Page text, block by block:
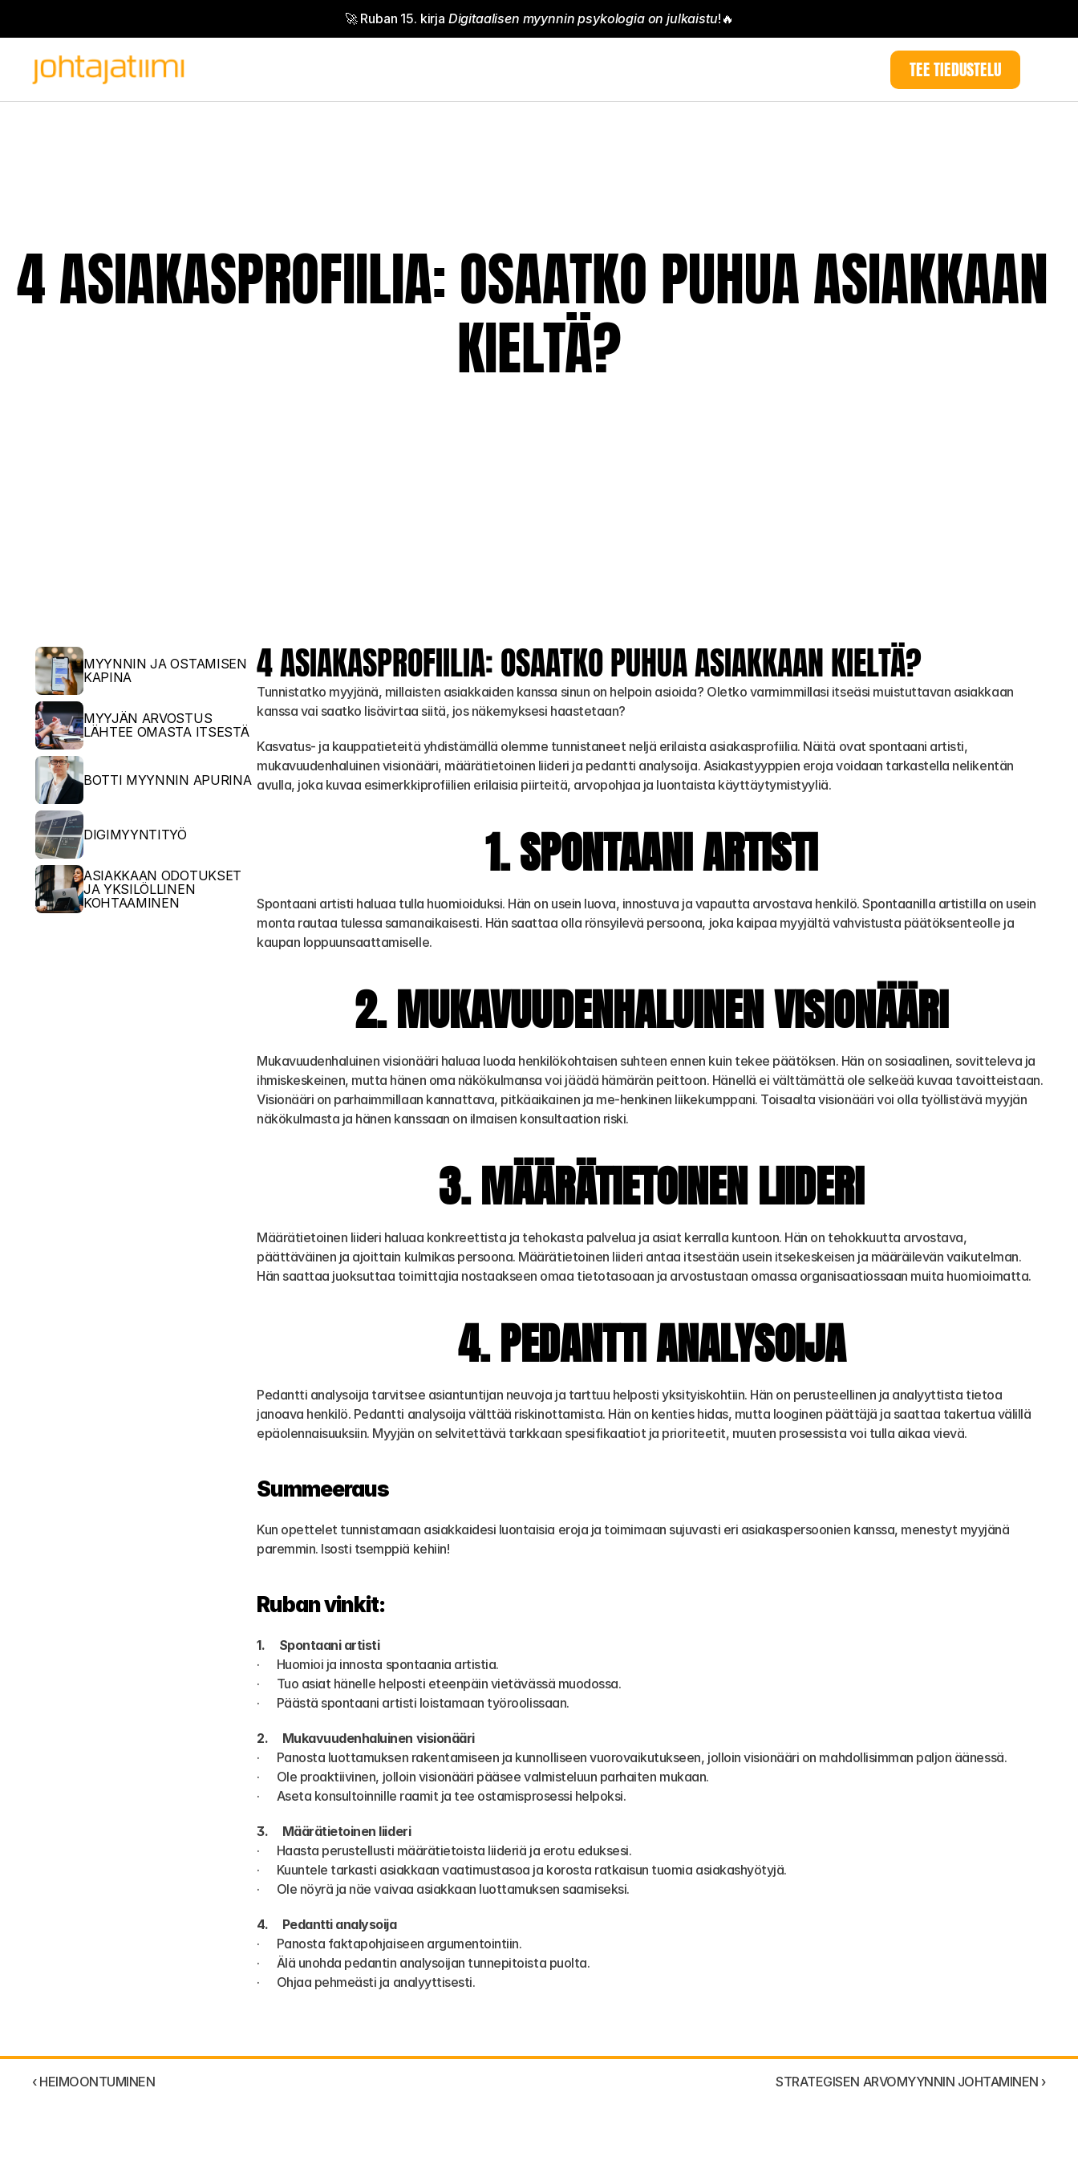
🚀 Ruban 15. kirja Digitaalisen myynnin psykologia on julkaistu!🔥
TEE TIEDUSTELU
4 ASIAKASPROFIILIA: OSAATKO PUHUA ASIAKKAAN
KIELTÄ?
MYYNNIN JA OSTAMISEN
KAPINA
MYYJÄN ARVOSTUS
LÄHTEE OMASTA ITSESTÄ
BOTTI MYYNNIN APURINA
DIGIMYYNTITYÖ
ASIAKKAAN ODOTUKSET
JA YKSILÖLLINEN
KOHTAAMINEN
4 ASIAKASPROFIILIA: OSAATKO PUHUA ASIAKKAAN KIELTÄ?
Tunnistatko myyjänä, millaisten asiakkaiden kanssa sinun on helpoin asioida? Oletko varmimmillasi itseäsi muistuttavan asiakkaan
kanssa vai saatko lisävirtaa siitä, jos näkemyksesi haastetaan?
Kasvatus- ja kauppatieteitä yhdistämällä olemme tunnistaneet neljä erilaista asiakasprofiilia. Näitä ovat spontaani artisti,
mukavuudenhaluinen visionääri, määrätietoinen liideri ja pedantti analysoija. Asiakastyyppien eroja voidaan tarkastella nelikentän
avulla, joka kuvaa esimerkkiprofiilien erilaisia piirteitä, arvopohjaa ja luontaista käyttäytymistyyliä.
1. SPONTAANI ARTISTI
Spontaani artisti haluaa tulla huomioiduksi. Hän on usein luova, innostuva ja vapautta arvostava henkilö. Spontaanilla artistilla on usein
monta rautaa tulessa samanaikaisesti. Hän saattaa olla rönsyilevä persoona, joka kaipaa myyjältä vahvistusta päätöksenteolle ja
kaupan loppuunsaattamiselle.
2. MUKAVUUDENHALUINEN VISIONÄÄRI
Mukavuudenhaluinen visionääri haluaa luoda henkilökohtaisen suhteen ennen kuin tekee päätöksen. Hän on sosiaalinen, sovitteleva ja
ihmiskeskeinen, mutta hänen oma näkökulmansa voi jäädä hämärän peittoon. Hänellä ei välttämättä ole selkeää kuvaa tavoitteistaan.
Visionääri on parhaimmillaan kannattava, pitkäaikainen ja me-henkinen liikekumppani. Toisaalta visionääri voi olla työllistävä myyjän
näkökulmasta ja hänen kanssaan on ilmaisen konsultaation riski.
3. MÄÄRÄTIETOINEN LIIDERI
Määrätietoinen liideri haluaa konkreettista ja tehokasta palvelua ja asiat kerralla kuntoon. Hän on tehokkuutta arvostava,
päättäväinen ja ajoittain kulmikas persoona. Määrätietoinen liideri antaa itsestään usein itsekeskeisen ja määräilevän vaikutelman.
Hän saattaa juoksuttaa toimittajia nostaakseen omaa tietotasoaan ja arvostustaan omassa organisaatiossaan muita huomioimatta.
4. PEDANTTI ANALYSOIJA
Pedantti analysoija tarvitsee asiantuntijan neuvoja ja tarttuu helposti yksityiskohtiin. Hän on perusteellinen ja analyyttista tietoa
janoava henkilö. Pedantti analysoija välttää riskinottamista. Hän on kenties hidas, mutta looginen päättäjä ja saattaa takertua välillä
epäolennaisuuksiin. Myyjän on selvitettävä tarkkaan spesifikaatiot ja prioriteetit, muuten prosessista voi tulla aikaa vievä.
Summeeraus
Kun opettelet tunnistamaan asiakkaidesi luontaisia eroja ja toimimaan sujuvasti eri asiakaspersoonien kanssa, menestyt myyjänä
paremmin. Isosti tsemppiä kehiin!
Ruban vinkit:
1.     Spontaani artisti
·      Huomioi ja innosta spontaania artistia.
·      Tuo asiat hänelle helposti eteenpäin vietävässä muodossa.
·      Päästä spontaani artisti loistamaan työroolissaan.
2.     Mukavuudenhaluinen visionääri
·      Panosta luottamuksen rakentamiseen ja kunnolliseen vuorovaikutukseen, jolloin visionääri on mahdollisimman paljon äänessä.
·      Ole proaktiivinen, jolloin visionääri pääsee valmisteluun parhaiten mukaan.
·      Aseta konsultoinnille raamit ja tee ostamisprosessi helpoksi.
3.     Määrätietoinen liideri
·      Haasta perustellusti määrätietoista liideriä ja erotu eduksesi.
·      Kuuntele tarkasti asiakkaan vaatimustasoa ja korosta ratkaisun tuomia asiakashyötyjä.
·      Ole nöyrä ja näe vaivaa asiakkaan luottamuksen saamiseksi.
4.     Pedantti analysoija
·      Panosta faktapohjaiseen argumentointiin.
·      Älä unohda pedantin analysoijan tunnepitoista puolta.
·      Ohjaa pehmeästi ja analyyttisesti.
‹ HEIMOONTUMINEN STRATEGISEN ARVOMYYNNIN JOHTAMINEN ›